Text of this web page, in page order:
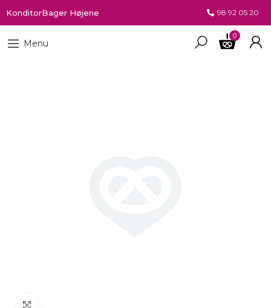
KonditorBager Højene 98 92 05 20
Menu
0